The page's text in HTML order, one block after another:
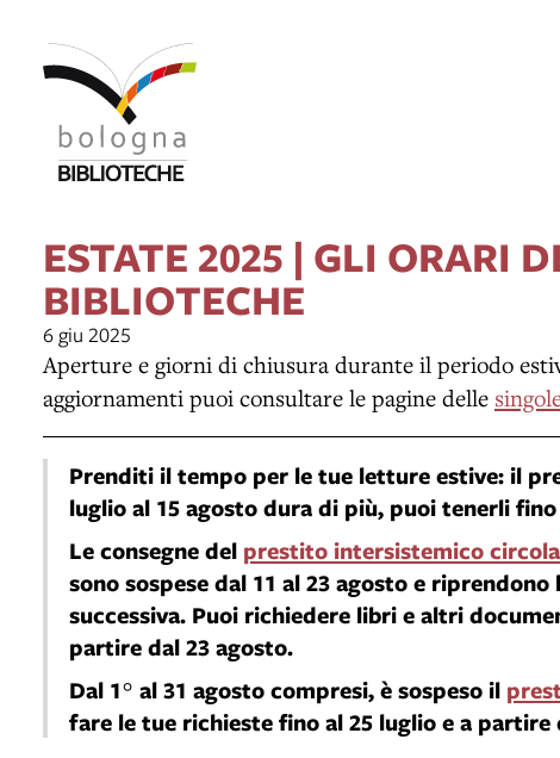
ESTATE 2025 | GLI ORARI
BIBLIOTECHE
6 giu 2025
Aperture e giorni di chiusura durante il periodo
aggiornamenti puoi consultare le pagine delle
Prenditi il tempo per le tue letture estive: il
luglio al 15 agosto dura di più, puoi tenerli
Le consegne del prestito intersistemico
sono sospesedal 11 al 23 agostoe riprendono
successiva. Puoi richiedere libri e altri
partire dal 23 agosto.
Dal 1° al 31 agostocompresi, è sospeso il
fare le tue richieste fino al 25 luglio e a partire